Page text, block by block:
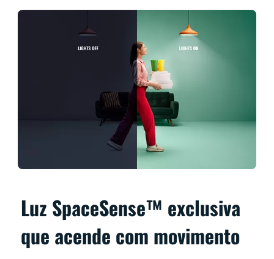
Luz SpaceSense™ exclusiva
que acende com movimento